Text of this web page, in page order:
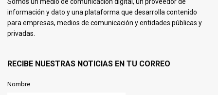
Somos un medio de comunicación digital, un proveedor de
información y dato y una plataforma que desarrolla contenido
para empresas, medios de comunicación y entidades públicas y
privadas.
RECIBE NUESTRAS NOTICIAS EN TU CORREO
Nombre